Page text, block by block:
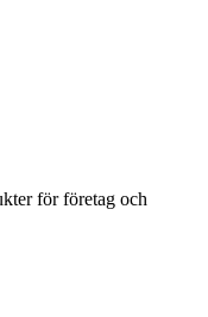
för företag och